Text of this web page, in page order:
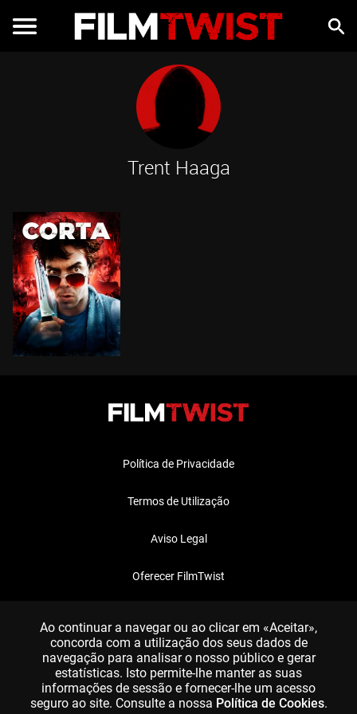
Trent Haaga
Política de Privacidade
Termos de Utilização
Aviso Legal
Oferecer FilmTwist
Ao continuar a navegar ou ao clicar em «Aceitar»,
concorda com a utilização dos seus dados de
navegação para analisar o nosso público e gerar
estatísticas. Isto permite-lhe manter as suas
informações de sessão e fornecer-lhe um acesso
seguro ao site. Consulte a nossa Política de Cookies.